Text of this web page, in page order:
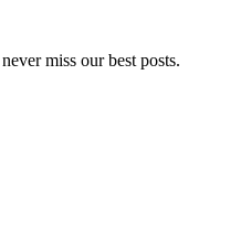
miss our best posts.